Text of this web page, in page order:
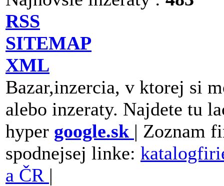
RSS
SITEMAP
XML
Bazar,inzercia, v ktorej si
alebo inzeraty. Najdete tu
hyper google.sk | Zoznam
spodnejsej linke:
a ČR |